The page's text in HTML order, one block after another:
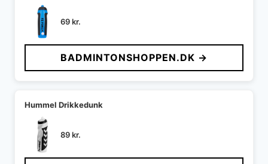
69kr.
BADMINTONSHOPPEN.DK →
Hummel Drikkedunk
89kr.